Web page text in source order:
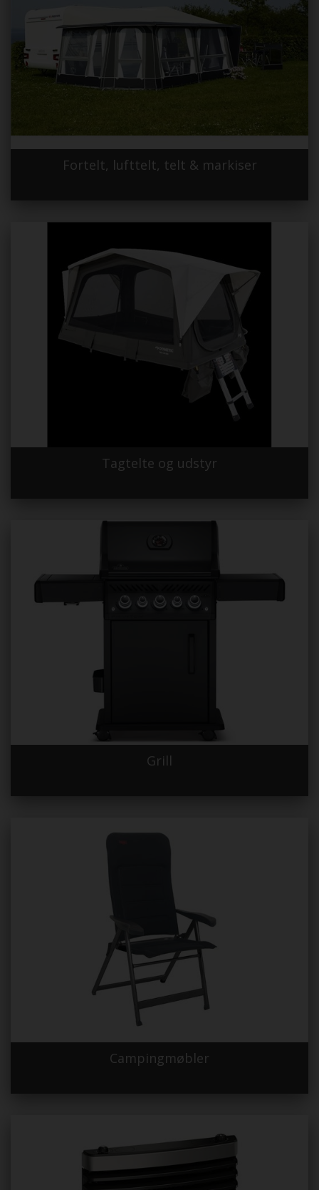
Fortelt, lufttelt, telt & markiser
Tagtelte og udstyr
Grill
Campingmøbler